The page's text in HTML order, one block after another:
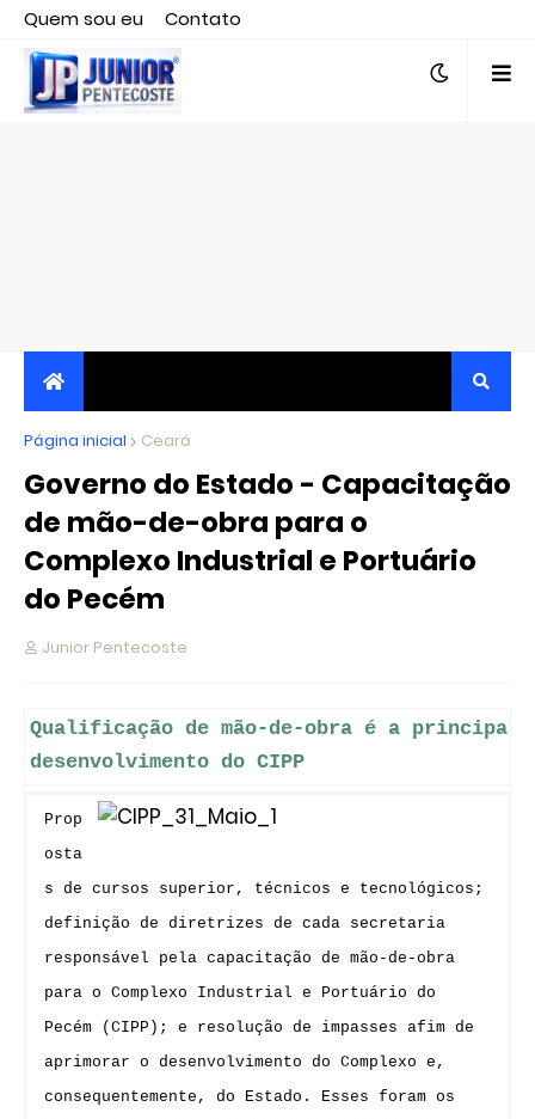
Quem sou eu
Contato
Editor responsável, jornalista Clovis Almeida.
JORNALISMO INDEPENDENTE, TRANSPARENTE E
CRÍTICO
Página inicial Ceará
Governo do Estado - Capacitação
de mão-de-obra para o
Complexo Industrial e Portuário
do Pecém
Junior Pentecoste
Qualificação de mão-de-obra é a principal
desenvolvimento do CIPP
Prop
osta
s de cursos superior, técnicos e tecnológicos;
definição de diretrizes de cada secretaria
responsável pela capacitação de mão-de-obra
para o Complexo Industrial e Portuário do
Pecém (CIPP); e resolução de impasses afim de
aprimorar o desenvolvimento do Complexo e,
consequentemente, do Estado. Esses foram os